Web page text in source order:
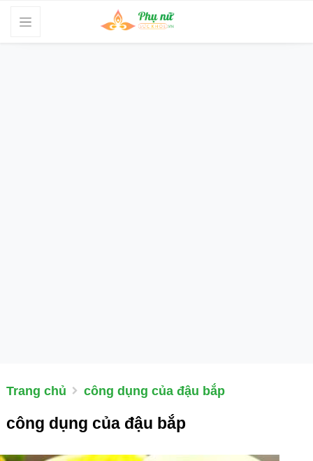
Trang chủ công dụng của đậu bắp
công dụng của đậu bắp